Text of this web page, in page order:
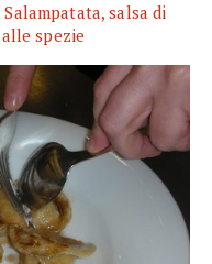
salsa di
spezie